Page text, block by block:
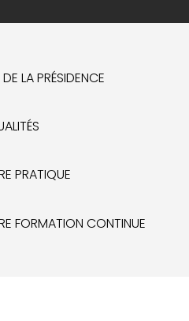
LA PRÉSIDENCE
PRATIQUE
FORMATION CONTINUE